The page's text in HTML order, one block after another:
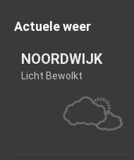
Actuele weer
NOORDWIJK
Licht Bewolkt